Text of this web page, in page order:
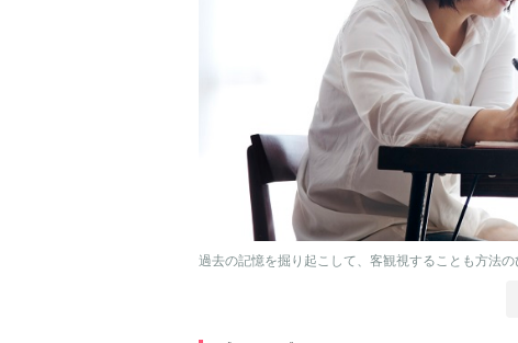
過去の記憶を掘り起こして、客観視することも方法の